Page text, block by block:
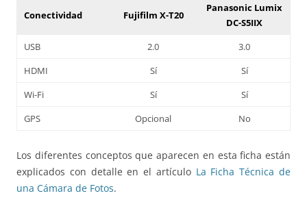
Conectividad Fujifilm X-T20
Panasonic Lumix
DC-S5IIX
USB
2.0
3.0
HDMI
Sí
Sí
Wi-Fi
Sí
Sí
GPS
Opcional No
Los diferentes conceptos que aparecen en esta ficha están
explicados con detalle en el artículo La Ficha Técnica de
una Cámara de Fotos.